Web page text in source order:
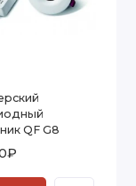
QF G8